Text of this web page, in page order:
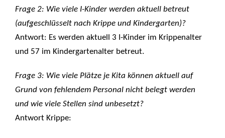
Frage 2: Wie viele I-Kinder werden aktuell betreut
(aufgeschlüsselt nach Krippe und Kindergarten)?
Antwort: Es werden aktuell 3 I-Kinder im Krippenalter
und 57 im Kindergartenalter betreut.
Frage 3: Wie viele Plätze je Kita können aktuell auf
Grund von fehlendem Personal nicht belegt werden
und wie viele Stellen sind unbesetzt?
Antwort Krippe: